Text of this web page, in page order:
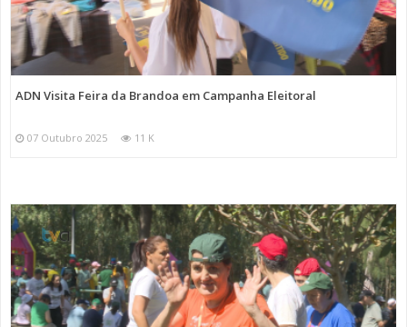
ADN Visita Feira da Brandoa em Campanha Eleitoral
07 Outubro 2025 11 K